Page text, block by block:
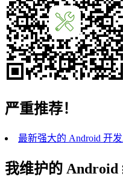
严重推荐！
最新强大的 Android 开
我维护的 Android